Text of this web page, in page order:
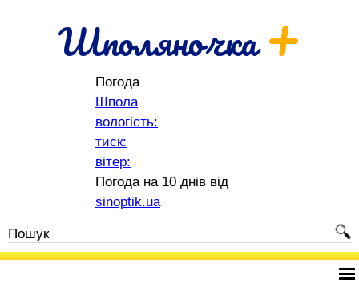
Шполяночка+
Погода
Шпола
вологість:
тиск:
вітер:
Погода на 10 днів від
sinoptik.ua